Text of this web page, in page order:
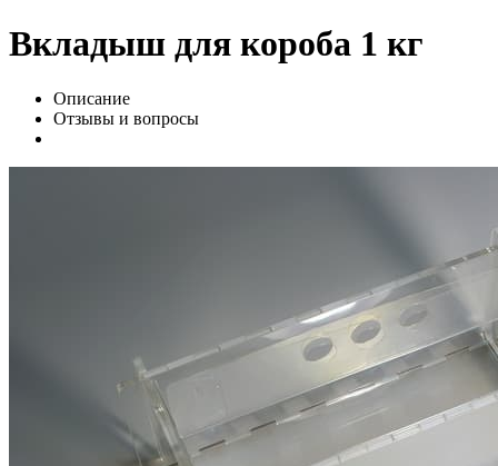
Вкладыш для короба 1 кг
Описание
Отзывы и вопросы